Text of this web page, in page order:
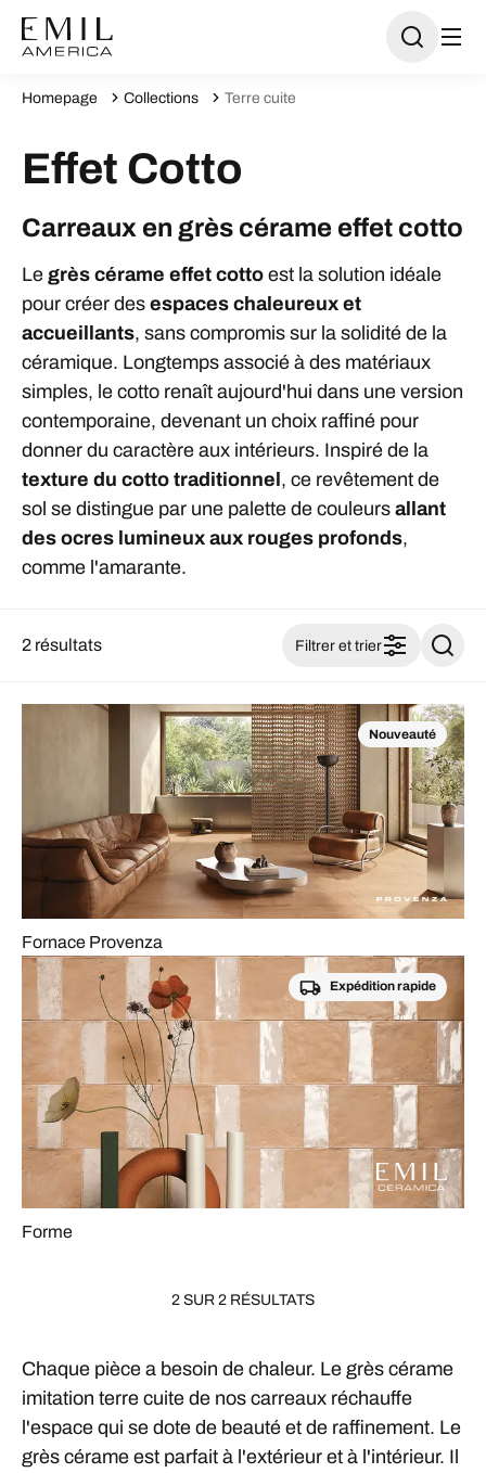
Homepage Collections Terre cuite
Effet Cotto
Carreaux en grès cérame effet cotto
Le grès cérame effet cotto est la solution idéale
pour créer des espaces chaleureux et
accueillants, sans compromis sur la solidité de la
céramique. Longtemps associé à des matériaux
simples, le cotto renaît aujourd'hui dans une version
contemporaine, devenant un choix raffiné pour
donner du caractère aux intérieurs. Inspiré de la
texture du cotto traditionnel , ce revêtement de
sol se distingue par une palette de couleurs allant
des ocres lumineux aux rouges profonds,
comme l'amarante.
2 résultats Filtrer et trier
Nouveauté
Fornace Provenza
Expédition rapide
Forme
2 SUR 2 RÉSULTATS
Chaque pièce a besoin de chaleur. Le grès cérame
imitation terre cuite de nos carreaux réchauffe
l'espace qui se dote de beauté et de raffinement. Le
grès cérame est parfait à l'extérieur et à l'intérieur. Il